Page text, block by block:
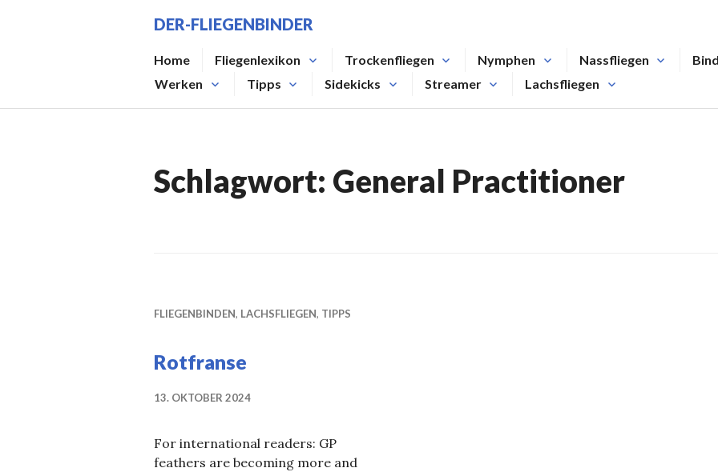
DER-FLIEGENBINDER
Home Fliegenlexikon Trockenfliegen Nymphen Nassfliegen
Werken
Tipps Sidekicks Streamer Lachsfliegen
Schlagwort: General Practitioner
FLIEGENBINDEN, LACHSFLIEGEN, TIPPS
Rotfranse
13. OKTOBER 2024
For international readers: GP
feathers are becoming more and